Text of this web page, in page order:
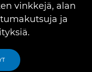
vinkkejä, alan
ja